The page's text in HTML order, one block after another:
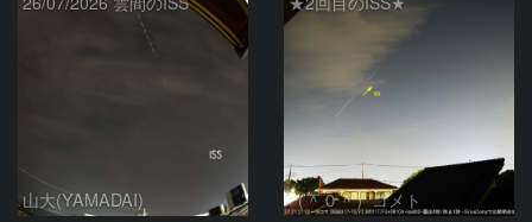
山大(YAMADAI) （＾０＾）コメト